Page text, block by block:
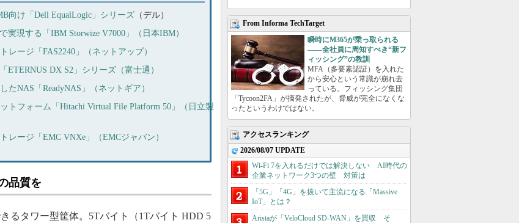
向け「Dell EqualLogic」シリーズ （デル）
現する「IBM Storwize V7000」（日本IBM）
レージ「FAS2240」（ネットアップ）
DX S2」シリーズ（富士通）
NAS「ReadyNAS」（ネットギア）
トフォーム「Hitachi Virtual File Platform 50」（日立製
レージ「EMC VNXe」（EMCジャパン）
品質を
るタワー型筐体。5Tバイト（1Tバイト HDD 5
From Informa TechTarget
瞬時にM365が乗っ取られる
――全社員に周知すべき“新フ
ィッシング”の教訓
MFA（多要素認証）を入れた
から安心という常識が崩れ去
っている。フィッシング集団
「Tycoon2FA」が摘発されたが、脅威が完全になくな
ったというわけではない。
アクセスランキング
2026/08/07 UPDATE
Wi-Fi 7を入れるだけでは解決しない AI時代の
企業ネットワーク3つの壁 対策は
「5G」「4G」を抜いて主流になる「Massive
IoT」とは？
Aristaが「VeloCloud SD-WAN」を買収 そ